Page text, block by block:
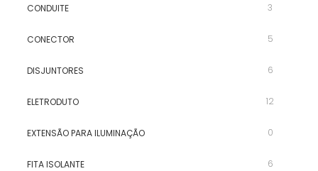
CONDUITE 3
CONECTOR 5
DISJUNTORES 6
ELETRODUTO 12
EXTENSÃO PARA ILUMINAÇÃO 0
FITA ISOLANTE 6